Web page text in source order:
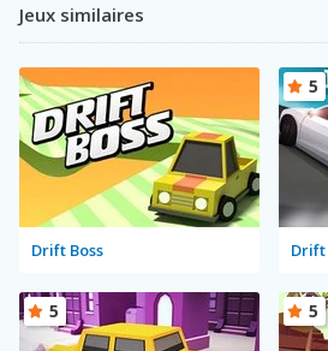
Jeux similaires
Drift Boss Drift
5
5 5